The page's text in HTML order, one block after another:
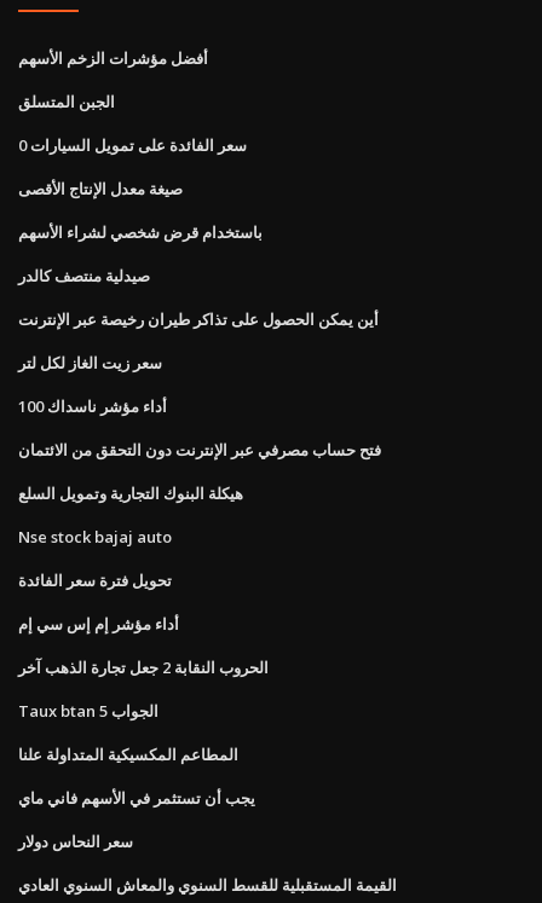
أفضل مؤشرات الزخم الأسهم
الجبن المتسلق
0 سعر الفائدة على تمويل السيارات
صيغة معدل الإنتاج الأقصى
باستخدام قرض شخصي لشراء الأسهم
صيدلية منتصف كالدر
أين يمكن الحصول على تذاكر طيران رخيصة عبر الإنترنت
سعر زيت الغاز لكل لتر
أداء مؤشر ناسداك 100
فتح حساب مصرفي عبر الإنترنت دون التحقق من الائتمان
هيكلة البنوك التجارية وتمويل السلع
Nse stock bajaj auto
تحويل فترة سعر الفائدة
أداء مؤشر إم إس سي إم
الحروب النقابة 2 جعل تجارة الذهب آخر
Taux btan 5 الجواب
المطاعم المكسيكية المتداولة علنا
يجب أن تستثمر في الأسهم فاني ماي
سعر النحاس دولار
القيمة المستقبلية للقسط السنوي والمعاش السنوي العادي